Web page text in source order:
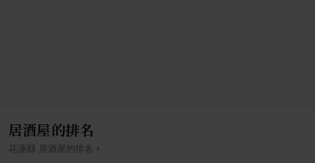
居酒屋的排名
花蓮縣 居酒屋 的排名 ›